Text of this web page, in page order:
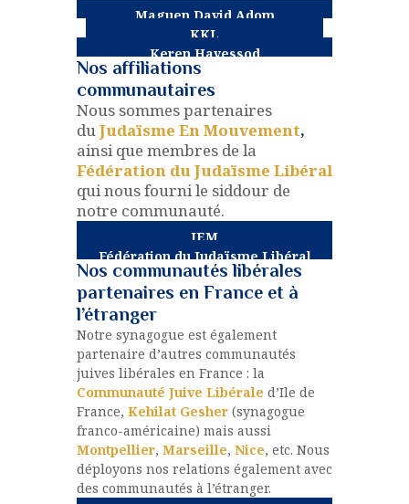
Maguen David Adom
KKL
Keren Hayessod
Nos affiliations
communautaires
Nous sommes partenaires
duJudaïsme En Mouvement,
ainsi que membres de la
Fédération du Judaïsme Libéral
qui nous fourni le siddour de
notre communauté.
JEM
Fédération du Judaïsme Libéral
Francophone
Nos communautés libérales
partenaires en France et à
l’étranger
Notre synagogue est également
partenaire d’autres communautés
juives libérales en France : la
Communauté Juive Libérale d’Ile de
France, Kehilat Gesher (synagogue
franco-américaine) mais aussi
Montpellier, Marseille, Nice, etc. Nous
déployons nos relations également avec
des communautés à l’étranger.